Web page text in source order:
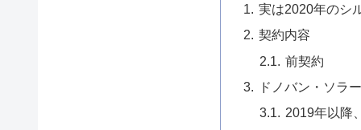
実は2020年のシ
契約内容
前契約
ドノバン・ソラ
2019年以降